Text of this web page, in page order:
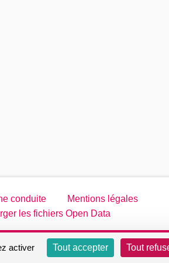
conduite
Mentions légales
les fichiers Open Data
Source Politics
(Lien externe)
grâce aulogiciel libre
activer Tout accepter Tout